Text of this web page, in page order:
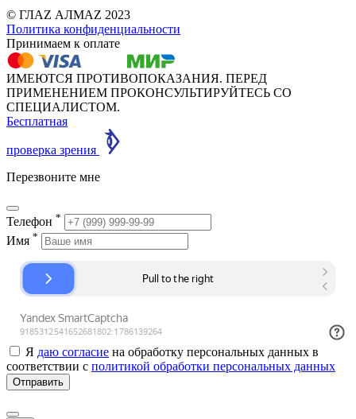
© ГЛАZ АЛМАZ 2023
Политика конфиденциальности
Принимаем к оплате
ИМЕЮТСЯ ПРОТИВОПОКАЗАНИЯ. ПЕРЕД
ПРИМЕНЕНИЕМ ПРОКОНСУЛЬТИРУЙТЕСЬ СО
СПЕЦИАЛИСТОМ.
Бесплатная
проверка зрения
Перезвоните мне
Телефон *
Имя *
Я даю согласие на обработку персональных данных в
соответствии с политикой обработки персональных данных
Отправить